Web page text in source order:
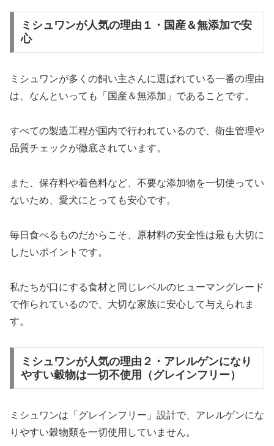
ミシュワンが人気の理由１・国産＆無添加で安
心
ミシュワンが多くの飼い主さんに選ばれている一番の理由
は、なんといっても「国産＆無添加」であることです。
すべての製造工程が国内で行われているので、衛生管理や
品質チェックが徹底されています。
また、保存料や着色料など、不要な添加物を一切使ってい
ないため、愛犬にとっても安心です。
毎日食べるものだからこそ、原材料の安全性は最も大切に
したいポイントです。
私たちが口にする食材と同じレベルのヒューマングレード
で作られているので、大切な家族に安心して与えられま
す。
ミシュワンが人気の理由２・アレルゲンになり
やすい穀物は一切不使用（グレインフリー）
ミシュワンは「グレインフリー」設計で、アレルゲンにな
りやすい穀物類を一切使用していません。